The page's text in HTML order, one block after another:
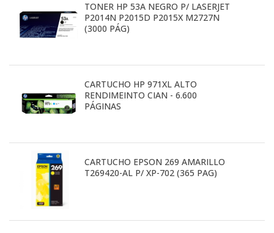
TONER HP 53A NEGRO P/ LASERJET
P2014N P2015D P2015X M2727N
(3000 PÁG)
CARTUCHO HP 971XL ALTO
RENDIMEINTO CIAN - 6.600
PÁGINAS
CARTUCHO EPSON 269 AMARILLO
T269420-AL P/ XP-702 (365 PAG)